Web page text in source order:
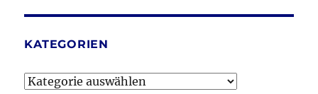
KATEGORIEN
Kategorien